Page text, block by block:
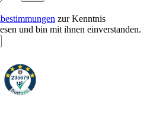
zur Kenntnis
und bin mit ihnen einverstanden.